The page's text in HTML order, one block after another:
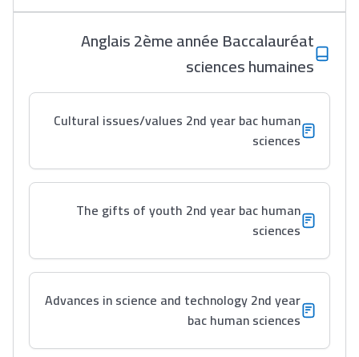
Anglais 2ème année Baccalauréat
sciences humaines
Cultural issues/values 2nd year bac human
sciences
The gifts of youth 2nd year bac human
sciences
Advances in science and technology 2nd year
bac human sciences